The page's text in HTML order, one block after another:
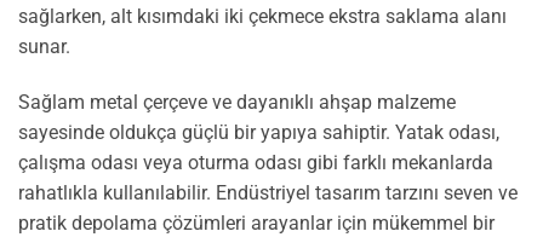
sağlarken, alt kısımdaki iki çekmece ekstra saklama alanı
sunar.
Sağlam metal çerçeve ve dayanıklı ahşap malzeme
sayesinde oldukça güçlü bir yapıya sahiptir. Yatak odası,
çalışma odası veya oturma odası gibi farklı mekanlarda
rahatlıkla kullanılabilir. Endüstriyel tasarım tarzını seven ve
pratik depolama çözümleri arayanlar için mükemmel bir